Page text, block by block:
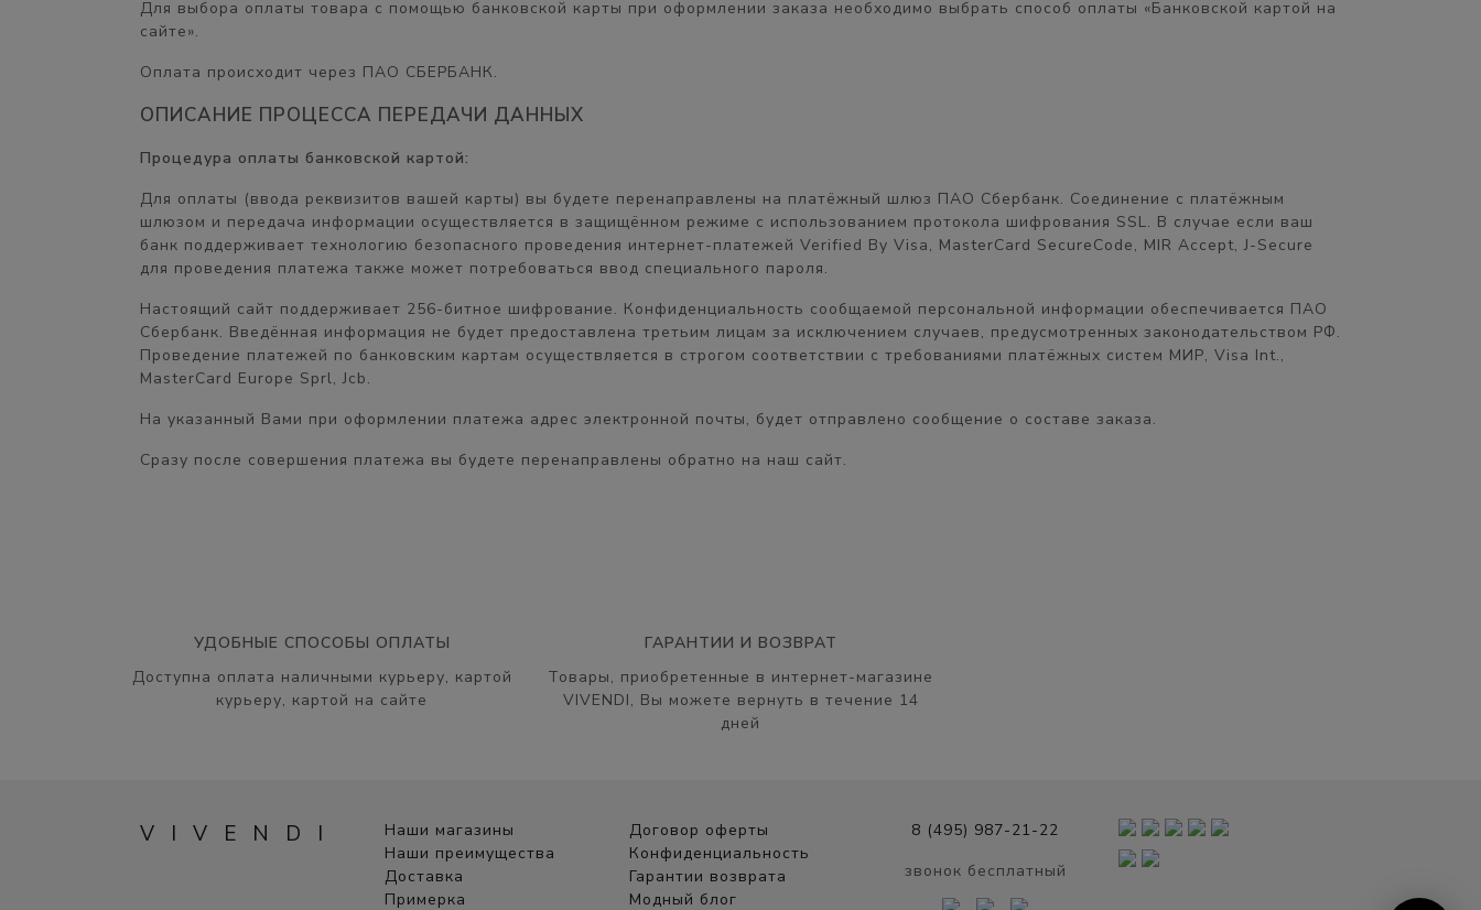
Для выбора оплаты товара с помощью банковской карты при оформлении заказа необходимо выбрать способ оплаты «Банковской картой на
сайте».
Оплата происходит через ПАО СБЕРБАНК.
ОПИСАНИЕ ПРОЦЕССА ПЕРЕДАЧИ ДАННЫХ
Процедура оплаты банковской картой:
Для оплаты (ввода реквизитов вашей карты) вы будете перенаправлены на платёжный шлюз ПАО Сбербанк. Соединение с платёжным
шлюзом и передача информации осуществляется в защищённом режиме с использованием протокола шифрования SSL. В случае если ваш
банк поддерживает технологию безопасного проведения интернет-платежей Verified By Visa, MasterCard SecureCode, MIR Accept, J-Secure
для проведения платежа также может потребоваться ввод специального пароля.
Настоящий сайт поддерживает 256-битное шифрование. Конфиденциальность сообщаемой персональной информации обеспечивается ПАО
Сбербанк. Введённая информация не будет предоставлена третьим лицам за исключением случаев, предусмотренных законодательством РФ.
Проведение платежей по банковским картам осуществляется в строгом соответствии с требованиями платёжных систем МИР, Visa Int.,
MasterCard Europe Sprl, Jcb.
На указанный Вами при оформлении платежа адрес электронной почты, будет отправлено сообщение о составе заказа.
Сразу после совершения платежа вы будете перенаправлены обратно на наш сайт.
УДОБНЫЕ СПОСОБЫ ОПЛАТЫ
Доступна оплата наличными курьеру, картой
курьеру, картой на сайте
ГАРАНТИИ И ВОЗВРАТ
Товары, приобретенные в интернет-магазине
VIVENDI, Вы можете вернуть в течение 14
дней
VIVENDI
Наши магазины
Наши преимущества
Доставка
Примерка
Договор оферты
Конфиденциальность
Гарантии возврата
Модный блог
8 (495) 987-21-22
звонок бесплатный